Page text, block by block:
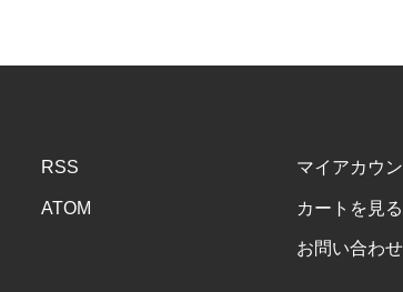
RSS
ATOM
マイアカウ
カートを見る
お問い合わせ